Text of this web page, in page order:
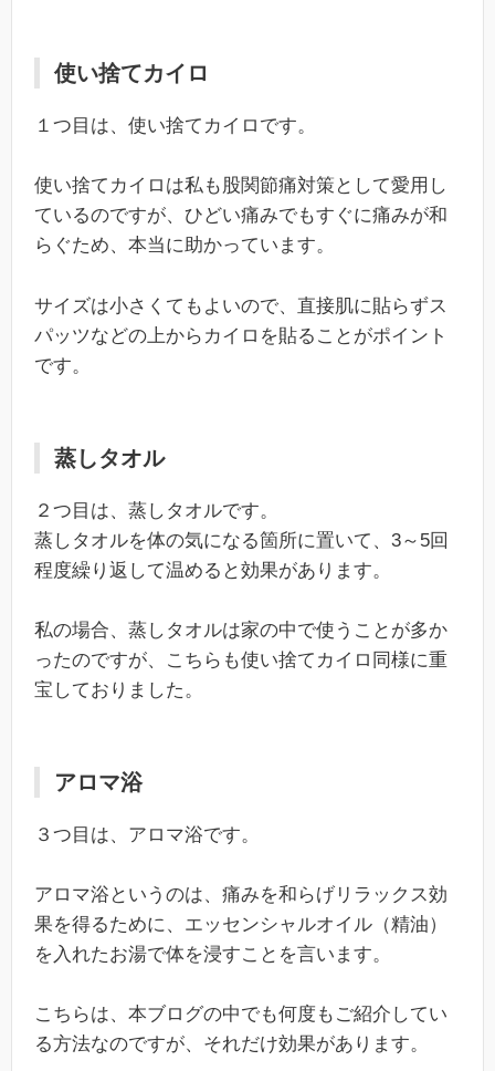
使い捨てカイロ
１つ目は、使い捨てカイロです。
使い捨てカイロは私も股関節痛対策として愛用し
ているのですが、ひどい痛みでもすぐに痛みが和
らぐため、本当に助かっています。
サイズは小さくてもよいので、直接肌に貼らずス
パッツなどの上からカイロを貼ることがポイント
です。
蒸しタオル
２つ目は、蒸しタオルです。
蒸しタオルを体の気になる箇所に置いて、3～5回
程度繰り返して温めると効果があります。
私の場合、蒸しタオルは家の中で使うことが多か
ったのですが、こちらも使い捨てカイロ同様に重
宝しておりました。
アロマ浴
３つ目は、アロマ浴です。
アロマ浴というのは、痛みを和らげリラックス効
果を得るために、エッセンシャルオイル（精油）
を入れたお湯で体を浸すことを言います。
こちらは、本ブログの中でも何度もご紹介してい
る方法なのですが、それだけ効果があります。